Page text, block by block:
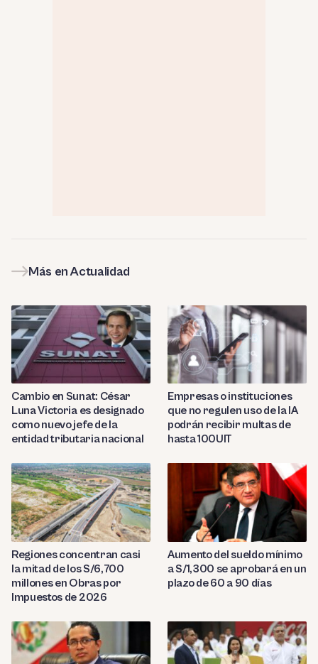
Más en Actualidad
Cambio en Sunat: César
Luna Victoria es designado
como nuevo jefe de la
entidad tributaria nacional
Empresas o instituciones
que no regulen uso de la IA
podrán recibir multas de
hasta 100UIT
Regiones concentran casi
la mitad de los S/6,700
millones en Obras por
Impuestos de 2026
Aumento del sueldo mínimo
a S/1,300 se aprobará en un
plazo de 60 a 90 días